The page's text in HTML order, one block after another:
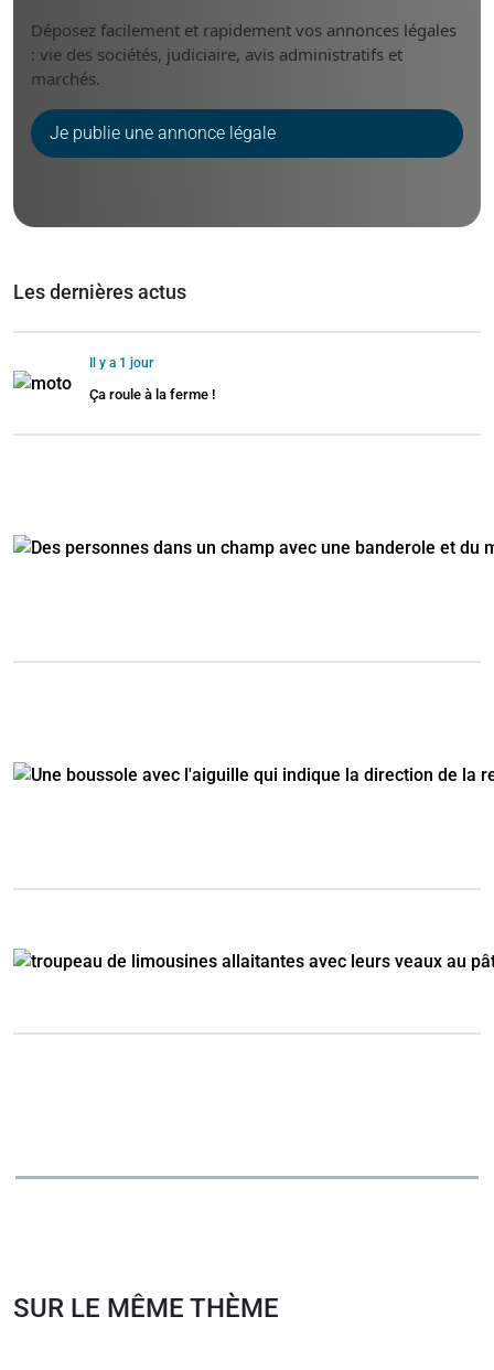
Déposez facilement et rapidement vos annonces légales
: vie des sociétés, judiciaire, avis administratifs et
marchés.
Je publie une annonce légale
Les dernières actus
Il y a 1 jour
Ça roule à la ferme !
SUR LE MÊME THÈME